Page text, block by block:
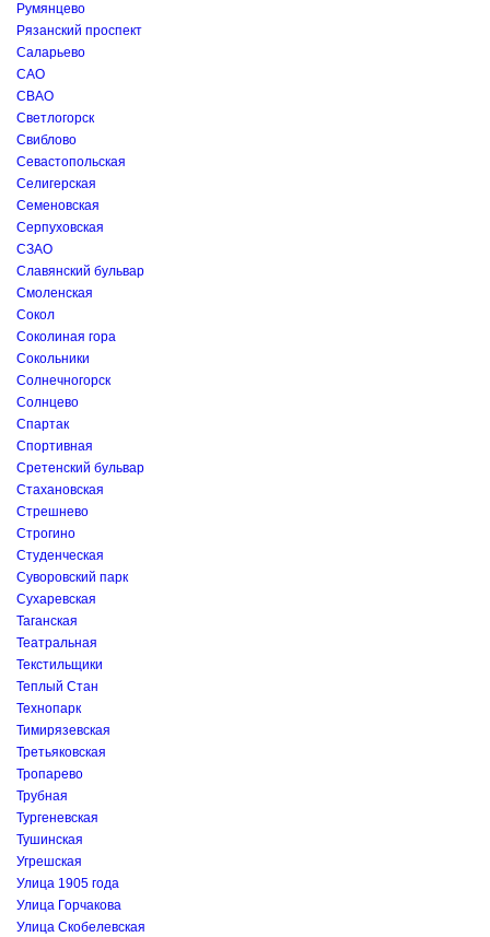
Румянцево
Рязанский проспект
Саларьево
САО
СВАО
Светлогорск
Свиблово
Севастопольская
Селигерская
Семеновская
Серпуховская
СЗАО
Славянский бульвар
Смоленская
Сокол
Соколиная гора
Сокольники
Солнечногорск
Солнцево
Спартак
Спортивная
Сретенский бульвар
Стахановская
Стрешнево
Строгино
Студенческая
Суворовский парк
Сухаревская
Таганская
Театральная
Текстильщики
Теплый Стан
Технопарк
Тимирязевская
Третьяковская
Тропарево
Трубная
Тургеневская
Тушинская
Угрешская
Улица 1905 года
Улица Горчакова
Улица Скобелевская